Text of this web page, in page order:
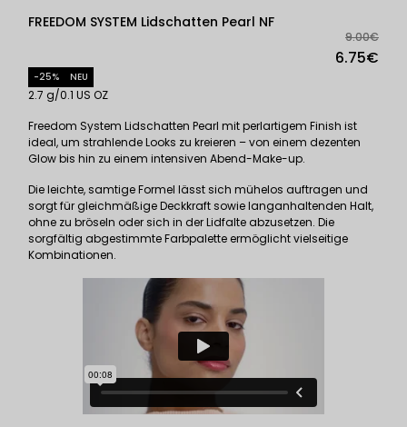
FREEDOM SYSTEM Lidschatten Pearl NF
9.00€
6.75€
-25% NEU
2.7 g/0.1 US OZ
Freedom System Lidschatten Pearl mit perlartigem Finish ist
ideal, um strahlende Looks zu kreieren – von einem dezenten
Glow bis hin zu einem intensiven Abend-Make-up.
Die leichte, samtige Formel lässt sich mühelos auftragen und
sorgt für gleichmäßige Deckkraft sowie langanhaltenden Halt,
ohne zu bröseln oder sich in der Lidfalte abzusetzen. Die
sorgfältig abgestimmte Farbpalette ermöglicht vielseitige
Kombinationen.